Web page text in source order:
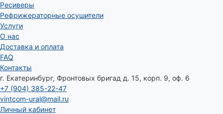
Ресиверы
Рефрижераторные осушители
Услуги
О нас
Доставка и оплата
FAQ
Контакты
г. Екатеринбург, Фронтовых бригад д. 15, корп. 9, оф. 6
+7 (904) 385-22-47
vintcom-ural@mail.ru
Личный кабинет